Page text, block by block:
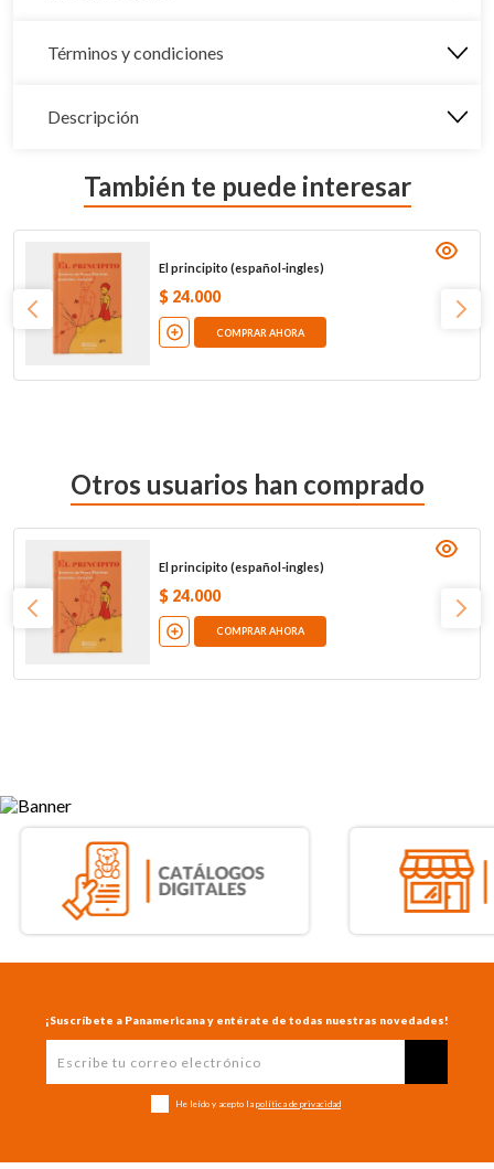
Términos y condiciones
Descripción
También te puede interesar
El principito (español-ingles)
$ 24.000
COMPRAR AHORA
Otros usuarios han comprado
El principito (español-ingles)
$ 24.000
COMPRAR AHORA
¡Suscríbete a Panamericana y entérate de todas nuestras novedades!
He leído y acepto la política de privacidad